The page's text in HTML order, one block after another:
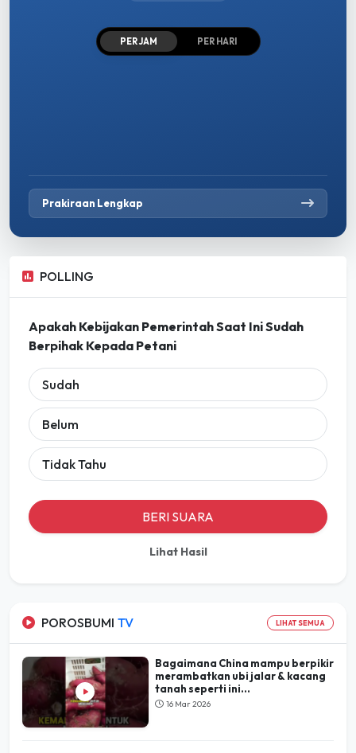
PER JAM PER HARI
Prakiraan Lengkap
POLLING
Apakah Kebijakan Pemerintah Saat Ini Sudah
Berpihak Kepada Petani
Sudah
Belum
Tidak Tahu
BERI SUARA
Lihat Hasil
POROSBUMI TV LIHAT SEMUA
Bagaimana China mampu berpikir
merambatkan ubi jalar & kacang
tanah seperti ini...
16 Mar 2026